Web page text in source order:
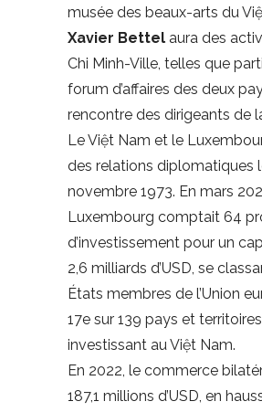
musée des beaux-arts du
Xavier Bettel aura des
Chi Minh-Ville, telles que
forum d’affaires des deux
rencontre des dirigeants de
Le Việt Nam et le
des relations diplomatiques
novembre 1973. En mars
Luxembourg comptait 64
d’investissement pour un
2,6 milliards d’USD, se
États membres de l’Union
17e sur 139 pays et territoires
investissant au Việt Nam.
En 2022, le commerce
187,1 millions d’USD, en